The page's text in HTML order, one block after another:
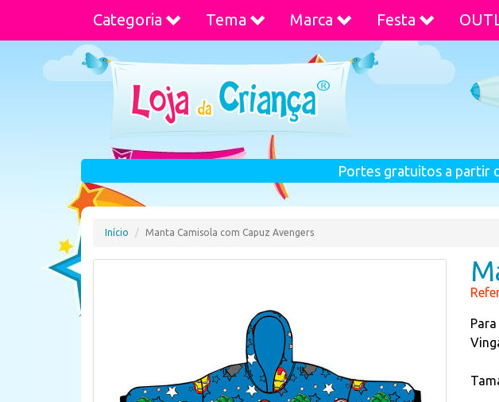
Categoria Tema Marca Festa
Portes gratuitos a partir
Início Manta Camisola com Capuz Avengers